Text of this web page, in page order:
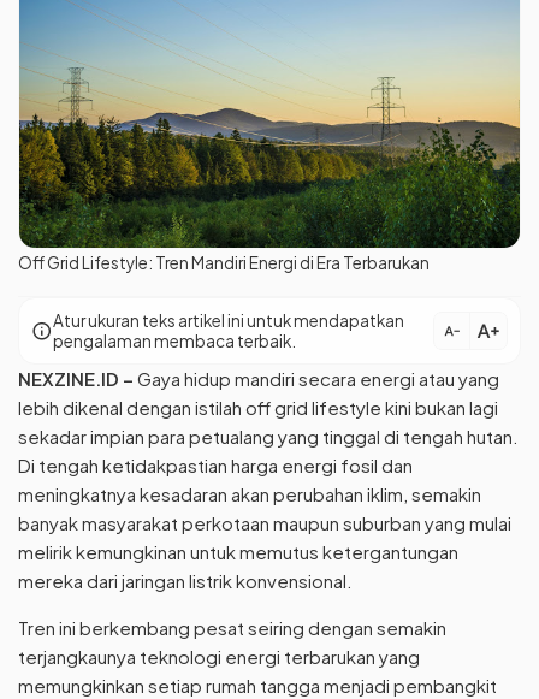
Off Grid Lifestyle: Tren Mandiri Energi di Era Terbarukan
infoAtur ukuran teks artikel ini untuk mendapatkan
pengalaman membaca terbaik.
text_decrease text_increase
NEXZINE.ID – Gaya hidup mandiri secara energi atau yang
lebih dikenal dengan istilah off grid lifestyle kini bukan lagi
sekadar impian para petualang yang tinggal di tengah hutan.
Di tengah ketidakpastian harga energi fosil dan
meningkatnya kesadaran akan perubahan iklim, semakin
banyak masyarakat perkotaan maupun suburban yang mulai
melirik kemungkinan untuk memutus ketergantungan
mereka dari jaringan listrik konvensional.
Tren ini berkembang pesat seiring dengan semakin
terjangkaunya teknologi energi terbarukan yang
memungkinkan setiap rumah tangga menjadi pembangkit